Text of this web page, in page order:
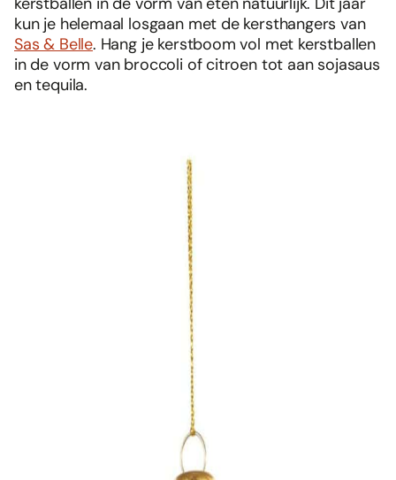
kun je helemaal losgaan met de kersthangers van
Sas & Belle. Hang je kerstboom vol met kerstballen
in de vorm van broccoli of citroen tot aan sojasaus
en tequila.